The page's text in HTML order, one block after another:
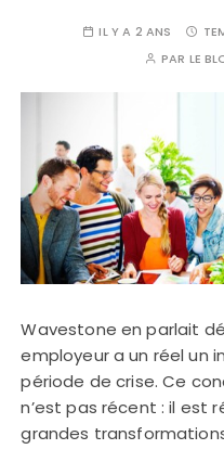
IL Y A 2 ANS
PAR LE
Wavestone en parlait
employeur a un réel un
période de crise. Ce
n’est pas récent : il est
grandes